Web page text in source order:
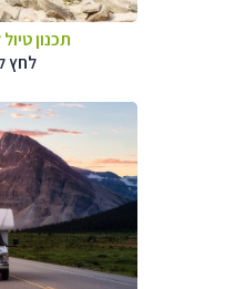
תכנון
לחץ